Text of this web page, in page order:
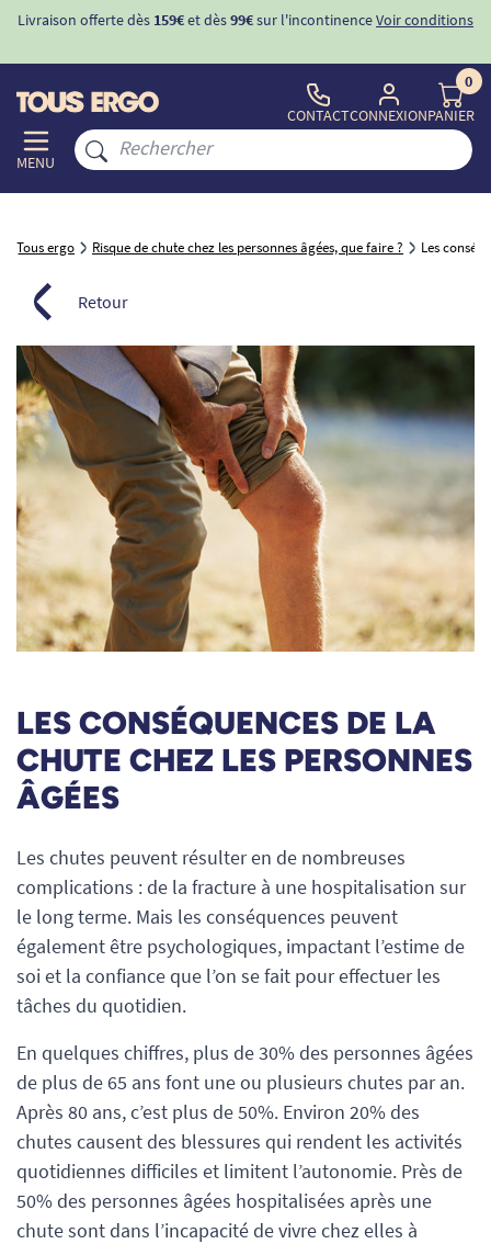
-10%avec le code "BIENVENUE" pourla 1ère commande
MENU
CONTACTCONNEXION
0
PANIER
Tous ergo Risque de chute chez les personnes âgées, que faire ? Les
Retour
LES CONSÉQUENCES DE LA
CHUTE CHEZ LES PERSONNES
ÂGÉES
Les chutes peuvent résulter en de nombreuses
complications : de la fracture à une hospitalisation sur
le long terme. Mais les conséquences peuvent
également être psychologiques, impactant l’estime de
soi et la confiance que l’on se fait pour effectuer les
tâches du quotidien.
En quelques chiffres, plus de 30% des personnes âgées
de plus de 65 ans font une ou plusieurs chutes par an.
Après 80 ans, c’est plus de 50%. Environ 20% des
chutes causent des blessures qui rendent les activités
quotidiennes difficiles et limitent l’autonomie. Près de
50% des personnes âgées hospitalisées après une
chute sont dans l’incapacité de vivre chez elles à